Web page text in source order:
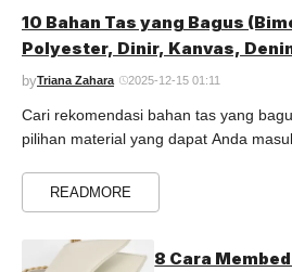
10 Bahan Tas yang Bagus
Polyester, Dinir, Kanvas,
Baby Ripstop, Dolby)
byTriana Zahara 2025-12-15 01:11
Cari rekomendasi bahan tas yang
pilihan material yang dapat Anda
Read more
READMORE
8 Cara